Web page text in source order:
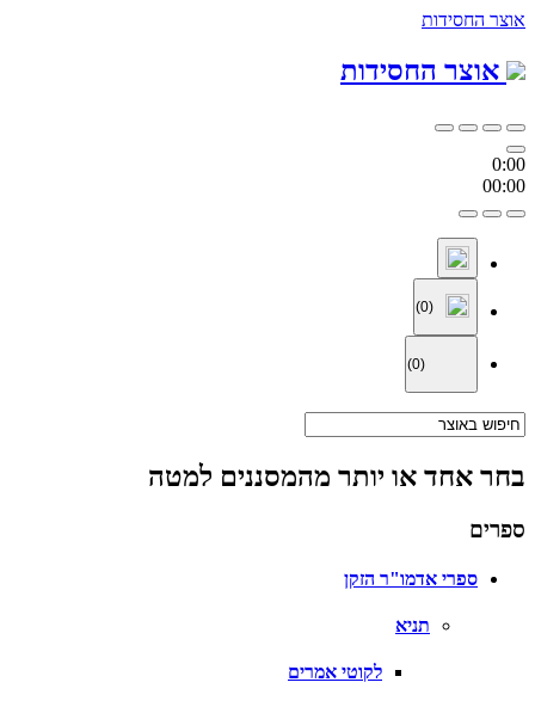
אוצר החסידות
אוצר החסידות
0:00
00:00
(0)
(0)
בחר אחד או יותר מהמסננים למטה
ספרים
ספרי אדמו"ר הזקן
תניא
לקוטי אמרים